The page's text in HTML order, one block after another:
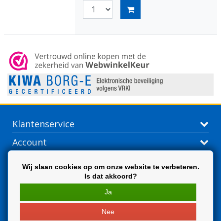
Klantenservice
Account
Wij slaan cookies op om onze website te verbeteren.
Is dat akkoord?
Ja
Nee